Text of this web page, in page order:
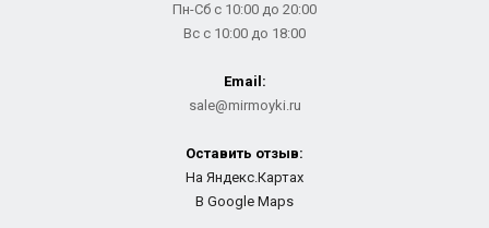
Пн-Сб с 10:00 до 20:00
Вс с 10:00 до 18:00
Email:
sale@mirmoyki.ru
Оставить отзыв:
На Яндекс.Картах
В Google Maps